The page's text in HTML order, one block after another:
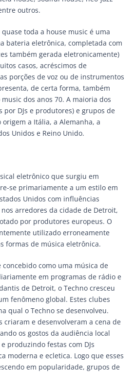
outros.
toda a house music é uma
bateria eletrônica, completada com
também gerada eletronicamente)
casos, acréscimos de
porções de voz ou de instrumentos
de certa forma, também
dos anos 70. A maioria dos
por DJs e produtores) e grupos de
a Itália, a Alemanha, a
Unidos e Reino Unido.
eletrônico que surgiu em
se primariamente a um estilo em
Unidos com influências
arredores da cidade de Detroit,
por produtores europeus. O
utilizado erroneamente
formas de música eletrônica.
como uma música de
em programas de rádio e
de Detroit, o Techno cresceu
fenômeno global. Estes clubes
qual o Techno se desenvolveu.
criaram e desenvolveram a cena de
os gostos da audiência local
produzindo festas com DJs
moderna e ecletica. Logo que esses
em popularidade, grupos de